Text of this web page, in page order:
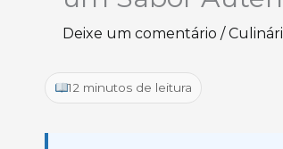
Deixe um comentário /
12 minutos de leitura